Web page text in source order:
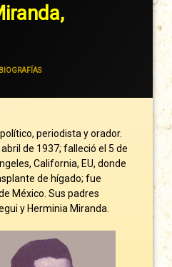
JIVANCM
CATEGORÍAS:
BIOGRAFÍAS
periodista y orador.
de 1937; falleció el 5 de
California, EU, donde
de hígado; fue
México. Sus padres
y Herminia Miranda.